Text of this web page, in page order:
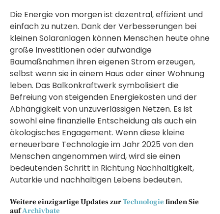
Die Energie von morgen ist dezentral, effizient und
einfach zu nutzen. Dank der Verbesserungen bei
kleinen Solaranlagen können Menschen heute ohne
große Investitionen oder aufwändige
Baumaßnahmen ihren eigenen Strom erzeugen,
selbst wenn sie in einem Haus oder einer Wohnung
leben. Das Balkonkraftwerk symbolisiert die
Befreiung von steigenden Energiekosten und der
Abhängigkeit von unzuverlässigen Netzen. Es ist
sowohl eine finanzielle Entscheidung als auch ein
ökologisches Engagement. Wenn diese kleine
erneuerbare Technologie im Jahr 2025 von den
Menschen angenommen wird, wird sie einen
bedeutenden Schritt in Richtung Nachhaltigkeit,
Autarkie und nachhaltigen Lebens bedeuten.
Weitere einzigartige Updates zurTechnologie finden Sie
aufArchivbate